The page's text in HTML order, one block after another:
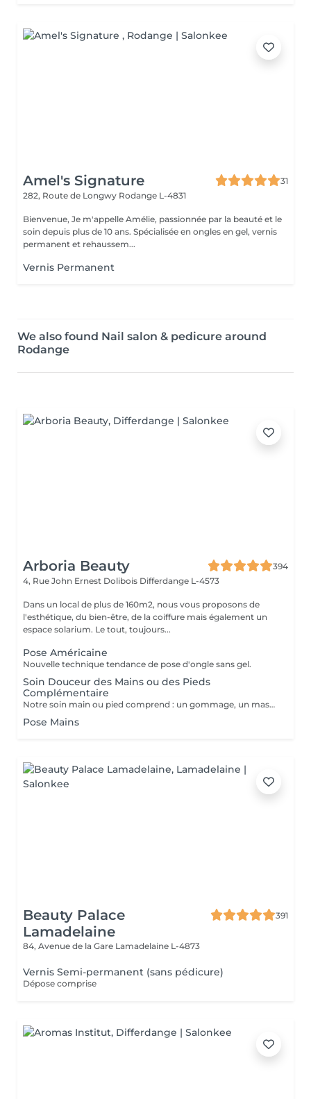
Amel's Signature
31
282, Route de Longwy Rodange L-4831
Bienvenue, Je m'appelle Amélie, passionnée par la beauté et le
soin depuis plus de 10 ans. Spécialisée en ongles en gel, vernis
permanent et rehaussem...
Vernis Permanent
We also found Nail salon & pedicure around
Rodange
Arboria Beauty
394
4, Rue John Ernest Dolibois Differdange L-4573
Dans un local de plus de 160m2, nous vous proposons de
l'esthétique, du bien-être, de la coiffure mais également un
espace solarium. Le tout, toujours...
Pose Américaine
Nouvelle technique tendance de pose d'ongle sans gel.
Soin Douceur des Mains ou des Pieds
Complémentaire
Notre soin main ou pied comprend : un gommage, un masque, un massage et l'application d'une crème
Pose Mains
Beauty Palace
Lamadelaine
391
84, Avenue de la Gare Lamadelaine L-4873
Vernis Semi-permanent (sans pédicure)
Dépose comprise